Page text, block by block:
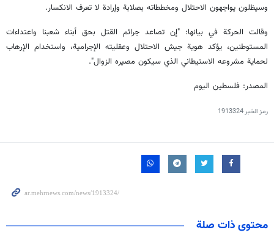
وسيظلون يواجهون الاحتلال ومخططاته بصلابة وإرادة لا تعرف الانكسار.
وقالت الحركة في بيانها: "إن تصاعد جرائم القتل بحق أبناء شعبنا واعتداءات
المستوطنين، يؤكد هوية جيش الاحتلال وعقليته الإجرامية، واستخدام الإرهاب
لحماية مشروعه الاستيطاني الذي سيكون مصيره الزوال".
المصدر: فلسطين اليوم
رمز الخبر1913324
محتوى ذات صلة